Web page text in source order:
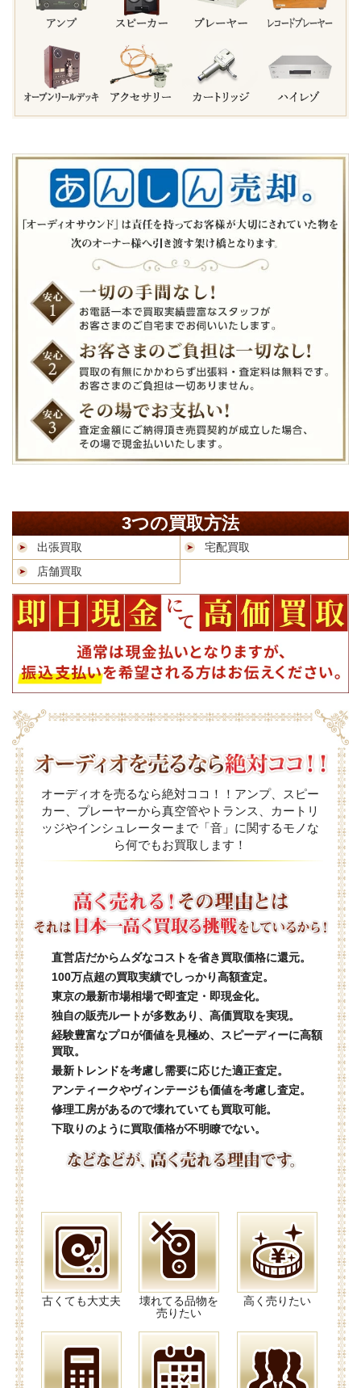
3つの買取方法
出張買取
宅配買取
店舗買取
オーディオを売るなら絶対ココ！！アンプ、スピー
カー、プレーヤーから真空管やトランス、カートリ
ッジやインシュレーターまで「音」に関するモノな
ら何でもお買取します！
直営店だからムダなコストを省き買取価格に還元。
100万点超の買取実績でしっかり高額査定。
東京の最新市場相場で即査定・即現金化。
独自の販売ルートが多数あり、高価買取を実現。
経験豊富なプロが価値を見極め、スピーディーに高額
買取。
最新トレンドを考慮し需要に応じた適正査定。
アンティークやヴィンテージも価値を考慮し査定。
修理工房があるので壊れていても買取可能。
下取りのように買取価格が不明瞭でない。
古くても大丈夫
壊れてる品物を
売りたい
高く売りたい